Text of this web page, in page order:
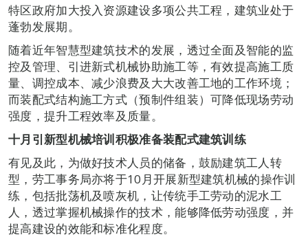
特区政府加大投入资源建设多项公共工程，建筑业处于
蓬勃发展期。
随着近年智慧型建筑技术的发展，透过全面及智能的监
控及管理、引进新式机械协助施工等，有效提高施工质
量、调控成本、减少浪费及大大改善工地的工作环境；
而装配式结构施工方式（预制件组装）可降低现场劳动
强度，提升工程效率及质量。
十月引新型机械培训积极准备装配式建筑训练
有见及此，为做好技术人员的储备，鼓励建筑工人转
型，劳工事务局亦将于10月开展新型建筑机械的操作训
练，包括批荡机及喷灰机，让传统手工劳动的泥水工
人，透过掌握机械操作的技术，能够降低劳动强度，并
提高建设的效能和标准化程度。